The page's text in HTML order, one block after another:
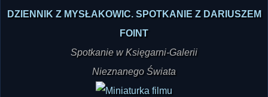
DZIENNIK Z MYSŁAKOWIC. SPOTKANIE Z DARIUSZEM
FOINT
Spotkanie w Księgarni-Galerii
Nieznanego Świata